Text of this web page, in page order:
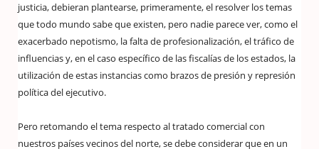
justicia, debieran plantearse, primeramente, el resolver los temas
que todo mundo sabe que existen, pero nadie parece ver, como el
exacerbado nepotismo, la falta de profesionalización, el tráfico de
influencias y, en el caso específico de las fiscalías de los estados, la
utilización de estas instancias como brazos de presión y represión
política del ejecutivo.
Pero retomando el tema respecto al tratado comercial con
nuestros países vecinos del norte, se debe considerar que en un